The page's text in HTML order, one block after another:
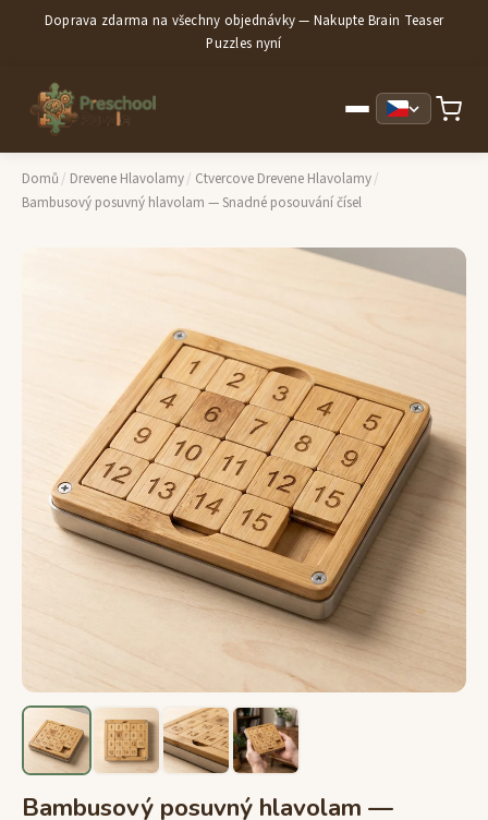
Doprava zdarma na všechny objednávky — Nakupte Brain Teaser
Puzzles nyní
Domů / Drevene Hlavolamy/ Ctvercove Drevene Hlavolamy/
Bambusový posuvný hlavolam — Snadné posouvání čísel
Bambusový posuvný hlavolam —